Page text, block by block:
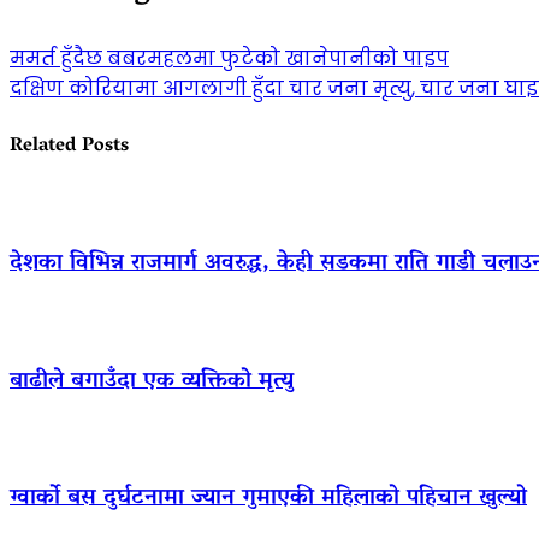
ममर्त हुँदैछ बबरमहलमा फुटेको खानेपानीको पाइप
दक्षिण कोरियामा आगलागी हुँदा चार जना मृत्यु, चार जना
Related Posts
देशका विभिन्न राजमार्ग अवरुद्ध, केही सडकमा राति गाडी
बाढीले बगाउँदा एक व्यक्तिको मृत्यु
ग्वार्को बस दुर्घटनामा ज्यान गुमाएकी महिलाको पहिचान खुल्यो